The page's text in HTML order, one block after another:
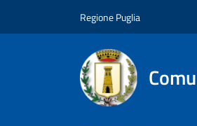
Regione Puglia